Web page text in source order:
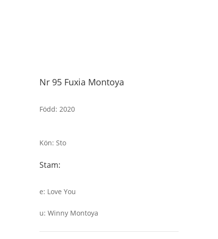
Nr 95 Fuxia Montoya
Född: 2020
Kön: Sto
Stam:
e: Love You
u: Winny Montoya